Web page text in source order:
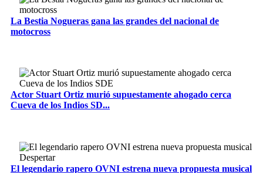
La Bestia Nogueras gana las grandes del nacional de
motocross
Actor Stuart Ortiz murió supuestamente ahogado cerca
Cueva de los Indios SD...
El legendario rapero OVNI estrena nueva propuesta musical